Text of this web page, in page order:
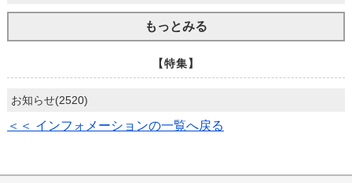
もっとみる
【特集】
お知らせ(2520)
＜＜ インフォメーションの一覧へ戻る